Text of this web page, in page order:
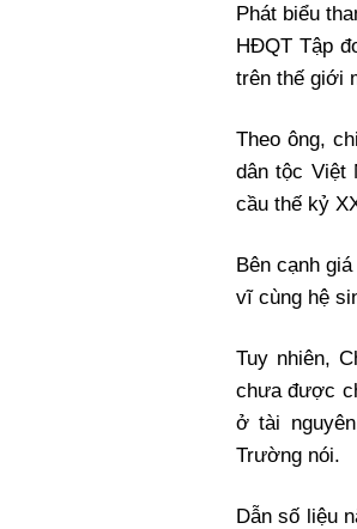
Phát biểu
HĐQT Tập
trên thế giới
Theo ông,
dân tộc Việt
cầu thế kỷ
Bên cạnh
vĩ cùng hệ
Tuy nhiên,
chưa được
ở tài
Trường nói.
Dẫn số liệu